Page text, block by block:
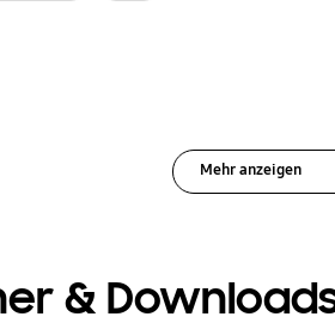
Mehr anzeigen
&